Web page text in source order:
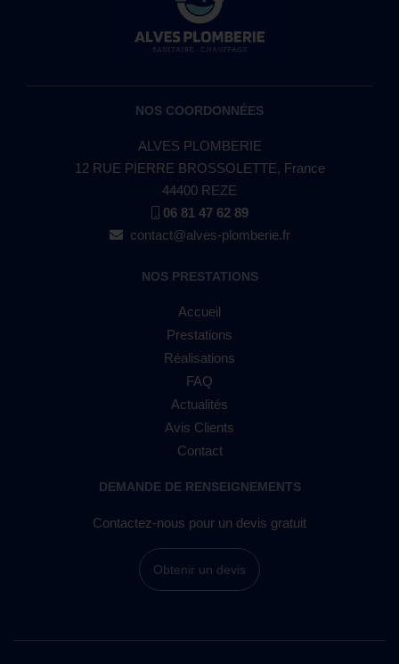
NOS COORDONNÉES
ALVES PLOMBERIE
12 RUE PIERRE BROSSOLETTE, France
44400 REZE
06 81 47 62 89
contact@alves-plomberie.fr
NOS PRESTATIONS
Accueil
Prestations
Réalisations
FAQ
Actualités
Avis Clients
Contact
DEMANDE DE RENSEIGNEMENTS
Contactez-nous pour un devis gratuit
Obtenir un devis